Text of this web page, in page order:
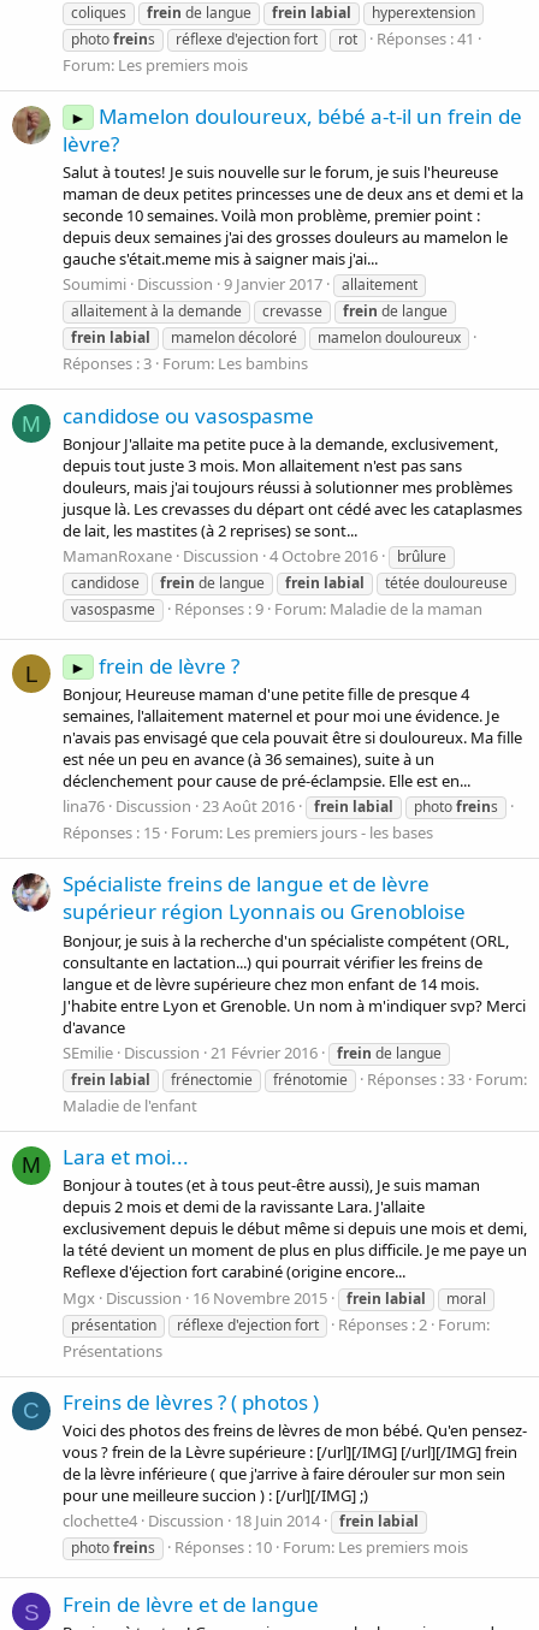
coliques
frein de langue frein labial
hyperextension
photofreins réflexe d'ejection fort rot
Réponses : 41
Forum: Les premiers mois
►
Mamelon douloureux, bébé a-t-il un frein de
lèvre?
Salut à toutes! Je suis nouvelle sur le forum, je suis l'heureuse
maman de deux petites princesses une de deux ans et demi et la
seconde 10 semaines. Voilà mon problème, premier point :
depuis deux semaines j'ai des grosses douleurs au mamelon le
gauche s'était.meme mis à saigner mais j'ai...
Soumimi Discussion 9 Janvier 2017
allaitement
allaitement à la demande
crevasse frein de langue
frein labial mamelon décoloré mamelon douloureux
Réponses : 3 Forum: Les bambins
M candidose ou vasospasme
Bonjour J'allaite ma petite puce à la demande, exclusivement,
depuis tout juste 3 mois. Mon allaitement n'est pas sans
douleurs, mais j'ai toujours réussi à solutionner mes problèmes
jusque là. Les crevasses du départ ont cédé avec les cataplasmes
de lait, les mastites (à 2 reprises) se sont...
MamanRoxane Discussion 4 Octobre 2016
brûlure
candidose
frein de langue frein labial
tétée douloureuse
vasospasme
Réponses : 9 Forum: Maladie de la maman
L ► frein de lèvre ?
Bonjour, Heureuse maman d'une petite fille de presque 4
semaines, l'allaitement maternel et pour moi une évidence. Je
n'avais pas envisagé que cela pouvait être si douloureux. Ma fille
est née un peu en avance (à 36 semaines), suite à un
déclenchement pour cause de pré-éclampsie. Elle est en...
lina76 Discussion 23 Août 2016 frein labial photofreins
Réponses : 15 Forum: Les premiers jours - les bases
Spécialiste freins de langue et de lèvre
supérieur région Lyonnais ou Grenobloise
Bonjour, je suis à la recherche d'un spécialiste compétent (ORL,
consultante en lactation...) qui pourrait vérifier les freins de
langue et de lèvre supérieure chez mon enfant de 14 mois.
J'habite entre Lyon et Grenoble. Un nom à m'indiquer svp? Merci
d'avance
SEmilie Discussion 21 Février 2016 frein de langue
frein labial frénectomie frénotomie Réponses : 33 Forum:
Maladie de l'enfant
M Lara et moi...
Bonjour à toutes (et à tous peut-être aussi), Je suis maman
depuis 2 mois et demi de la ravissante Lara. J'allaite
exclusivement depuis le début même si depuis une mois et demi,
la tété devient un moment de plus en plus difficile. Je me paye un
Reflexe d'éjection fort carabiné (origine encore...
Mgx Discussion 16 Novembre 2015 frein labial
moral
présentation
réflexe d'ejection fort Réponses : 2 Forum:
Présentations
C Freins de lèvres ? ( photos )
Voici des photos des freins de lèvres de mon bébé. Qu'en pensez-
vous ? frein de la Lèvre supérieure : [/url][/IMG] [/url][/IMG] frein
de la lèvre inférieure ( que j'arrive à faire dérouler sur mon sein
pour une meilleure succion ) : [/url][/IMG] ;)
clochette4 Discussion 18 Juin 2014 frein labial
photofreins Réponses : 10 Forum: Les premiers mois
S Frein de lèvre et de langue